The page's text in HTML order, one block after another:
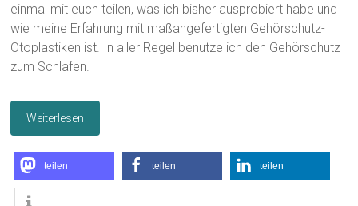
einmal mit euch teilen, was ich bisher ausprobiert habe und
wie meine Erfahrung mit maßangefertigten Gehörschutz-
Otoplastiken ist. In aller Regel benutze ich den Gehörschutz
zum Schlafen.
Weiterlesen
teilen teilen teilen